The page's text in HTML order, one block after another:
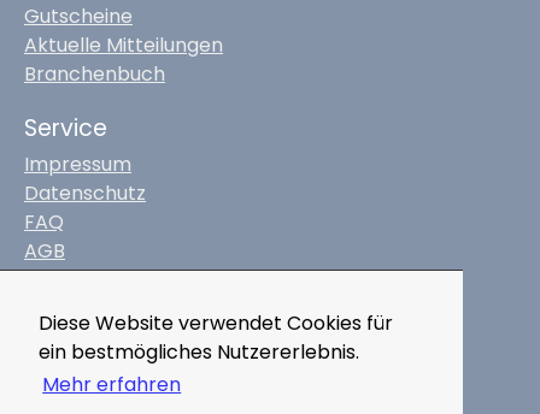
Diese Website verwendet Cookies für
ein bestmögliches Nutzererlebnis.
Mehr erfahren
Gutscheine
Aktuelle Mitteilungen
Branchenbuch
Service
Impressum
Datenschutz
FAQ
AGB
Kontakt
marktplatz-digital.de
Mobile Apps
Für Unternehmen